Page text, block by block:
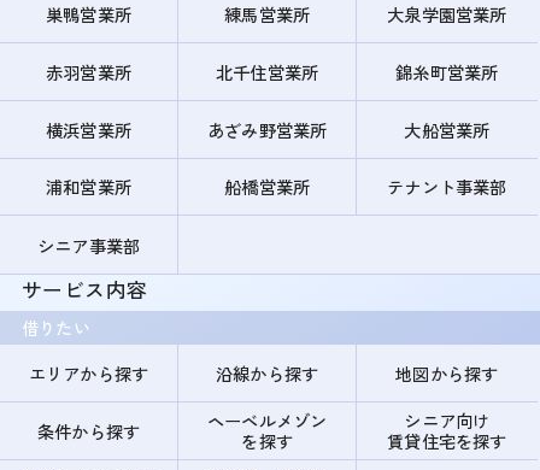
巣鴨営業所 練馬営業所 大泉学園営業所
赤羽営業所 北千住営業所 錦糸町営業所
横浜営業所 あざみ野営業所 大船営業所
浦和営業所 船橋営業所 テナント事業部
シニア事業部
サービス内容
借りたい
エリアから探す
沿線から探す 地図から探す
条件から探す
ヘーベルメゾン
を探す
シニア向け
賃貸住宅を探す